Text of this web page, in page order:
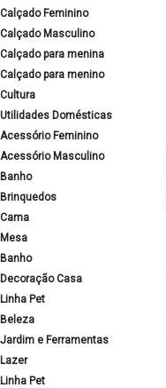
Calçado Feminino
Calçado Masculino
Calçado para menina
Calçado para menino
Cultura
Utilidades Domésticas
Acessório Feminino
Acessório Masculino
Banho
Brinquedos
Cama
Mesa
Banho
Decoração Casa
Linha Pet
Beleza
Jardim e Ferramentas
Lazer
Linha Pet